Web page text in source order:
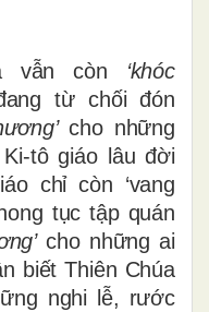
vẫn còn
‘khóc
từ chối đón
ương’cho những
tô giáo lâu đời
chỉ còn ‘vang
tục tập quán
ng’cho những ai
biết Thiên Chúa
nghi lễ, rước